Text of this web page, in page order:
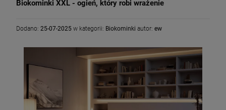
Biokominki XXL - ogień, który robi wrażenie
Dodano: 25-07-2025 w kategorii: Biokominki autor: ew